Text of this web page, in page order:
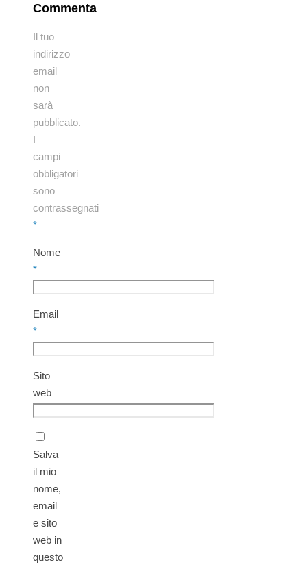
Commenta
Il tuo
indirizzo
email
non
sarà
pubblicato.
I
campi
obbligatori
sono
contrassegnati
*
Nome
*
Email
*
Sito
web
Salva
il mio
nome,
email
e sito
web in
questo